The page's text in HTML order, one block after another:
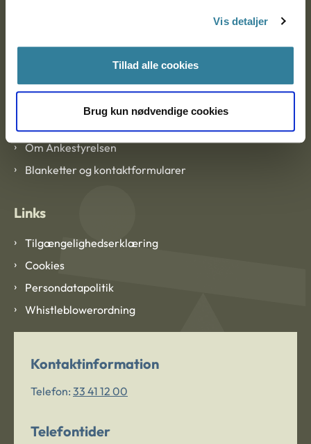
Vis detaljer
Tillad alle cookies
Brug kun nødvendige cookies
EAN: 57 98 000 35 48 21
Om Ankestyrelsen
Om Ankestyrelsen
Blanketter og kontaktformularer
Links
Tilgængelighedserklæring
Cookies
Persondatapolitik
Whistleblowerordning
Kontaktinformation
Telefon: 33 41 12 00
Telefontider